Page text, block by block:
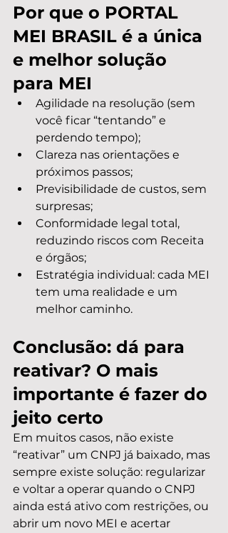
Por que o PORTAL
MEI BRASIL é a única
e melhor solução
para MEI
Agilidade na resolução (sem
você ficar “tentando” e
perdendo tempo);
Clareza nas orientações e
próximos passos;
Previsibilidade de custos, sem
surpresas;
Conformidade legal total,
reduzindo riscos com Receita
e órgãos;
Estratégia individual: cada MEI
tem uma realidade e um
melhor caminho.
Conclusão: dá para
reativar? O mais
importante é fazer do
jeito certo
Em muitos casos, não existe
“reativar” um CNPJ já baixado, mas
sempre existe solução: regularizar
e voltar a operar quando o CNPJ
ainda está ativo com restrições, ou
abrir um novo MEI e acertar